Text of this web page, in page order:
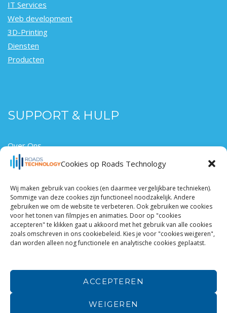
Cookies op Roads Technology
Wij maken gebruik van cookies (en daarmee vergelijkbare technieken).
Sommige van deze cookies zijn functioneel noodzakelijk. Andere
gebruiken we om de website te verbeteren. Ook gebruiken we cookies
voor het tonen van filmpjes en animaties. Door op "cookies
accepteren" te klikken gaat u akkoord met het gebruik van alle cookies
zoals omschreven in ons cookiebeleid. Kies je voor "cookies weigeren",
dan worden alleen nog functionele en analytische cookies geplaatst.
ACCEPTEREN
WEIGEREN
IT Services
Web development
3D-Printing
Diensten
Producten
SUPPORT & HULP
Over Ons
Hier Werken
Contact
Roads Technology is onderdeel van Roadswww.roads.nl
| Roads is onderdeel van Arkinwww.arkin.nl